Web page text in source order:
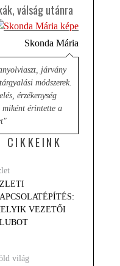
válság utánra
Skonda Mária
járvány
módszerek.
érzékenység
érintette a
CIKKEINK
VEZETŐI
világ